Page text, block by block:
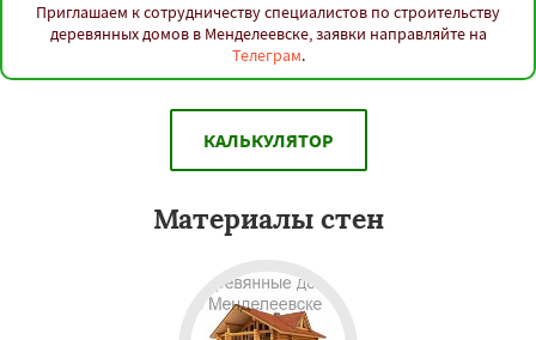
Приглашаем к сотрудничеству специалистов по строительству
деревянных домов в Менделеевске, заявки направляйте на
Телеграм.
КАЛЬКУЛЯТОР
Материалы стен